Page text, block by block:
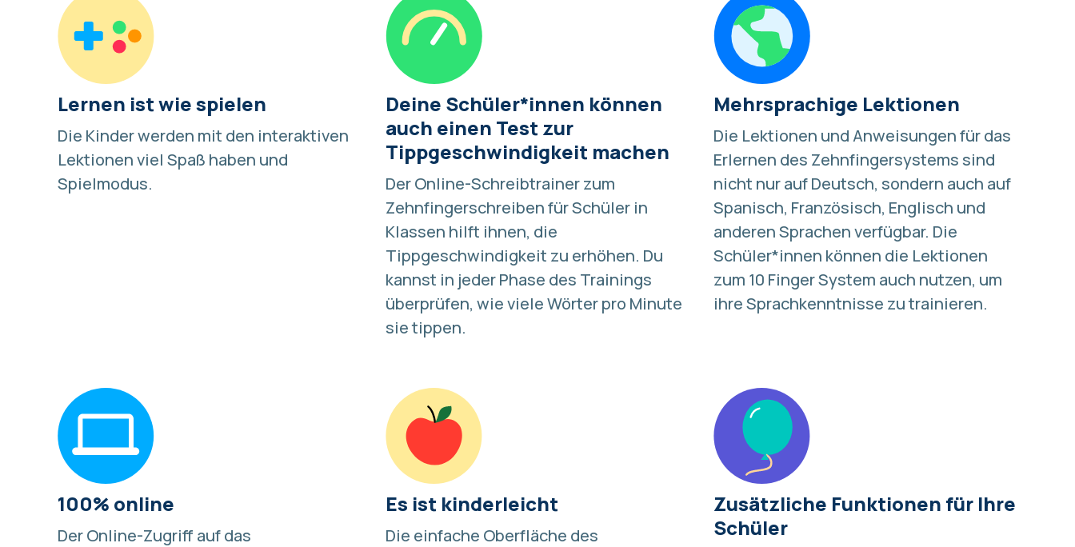
Lernen ist wie spielen
Die Kinder werden mit den interaktiven
Lektionen viel Spaß haben und
Spielmodus.
Deine Schüler*innen können
auch einen Test zur
Tippgeschwindigkeit machen
Der Online-Schreibtrainer zum
Zehnfingerschreiben für Schüler in
Klassen hilft ihnen, die
Tippgeschwindigkeit zu erhöhen. Du
kannst in jeder Phase des Trainings
überprüfen, wie viele Wörter pro Minute
sie tippen.
Mehrsprachige Lektionen
Die Lektionen undAnweisungen für das
Erlernen des Zehnfingersystems sind
nicht nur auf Deutsch, sondern auch auf
Spanisch, Französisch, Englisch und
anderen Sprachenverfügbar. Die
Schüler*innen können die Lektionen
zum 10 Finger System auch nutzen, um
ihre Sprachkenntnisse zu trainieren.
100% online
Der Online-Zugriff auf das
Es ist kinderleicht
Die einfache Oberfläche des
Zusätzliche Funktionen für Ihre
Schüler